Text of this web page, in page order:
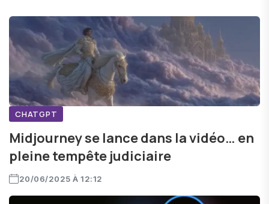
CHATGPT
Midjourney se lance dans la vidéo… en
pleine tempête judiciaire
20/06/2025 À 12:12